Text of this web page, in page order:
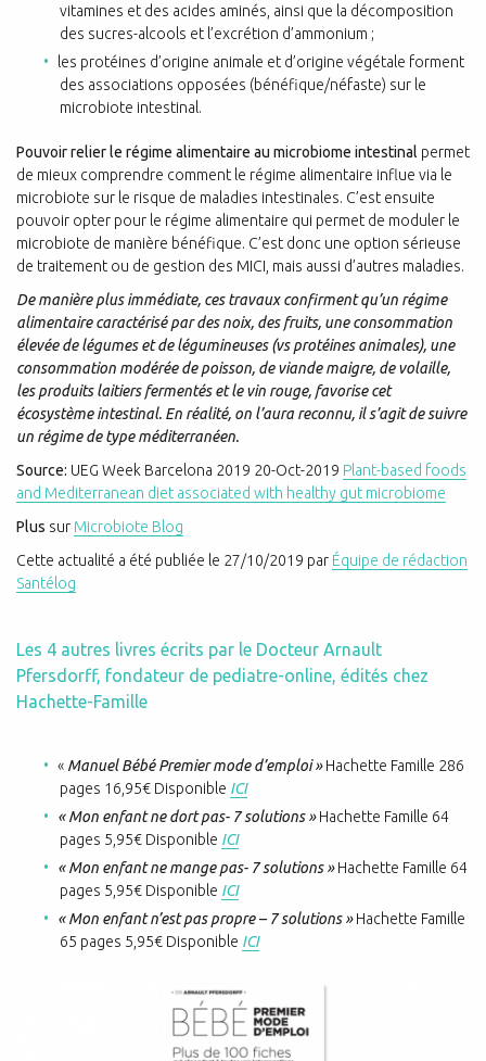
vitamines et des acides aminés, ainsi que la décomposition
des sucres-alcools et l’excrétion d’ammonium ;
les protéines d’origine animale et d’origine végétale forment
des associations opposées (bénéfique/néfaste) sur le
microbiote intestinal.
Pouvoir relier le régime alimentaire au microbiome intestinal permet
de mieux comprendre comment le régime alimentaire influe via le
microbiote sur le risque de maladies intestinales. C’est ensuite
pouvoir opter pour le régime alimentaire qui permet de moduler le
microbiote de manière bénéfique. C’est donc une option sérieuse
de traitement ou de gestion des MICI, mais aussi d’autres maladies.
De manière plus immédiate, ces travaux confirment qu’un régime
alimentaire caractérisé par des noix, des fruits, une consommation
élevée de légumes et de légumineuses (vs protéines animales), une
consommation modérée de poisson, de viande maigre, de volaille,
les produits laitiers fermentés et le vin rouge, favorise cet
écosystème intestinal. En réalité, on l’aura reconnu, il s’agit de suivre
un régime de type méditerranéen.
Source: UEG Week Barcelona 2019 20-Oct-2019 Plant-based foods
and Mediterranean diet associated with healthy gut microbiome
Plus sur Microbiote Blog
Cette actualité a été publiée le 27/10/2019 par Équipe de rédaction
Santélog
Les 4 autres livres écrits par le Docteur Arnault
Pfersdorff, fondateur de pediatre-online, édités chez
Hachette-Famille
« Manuel Bébé Premier mode d’emploi »Hachette Famille 286
pages 16,95€ Disponible ICI
« Mon enfant ne dort pas- 7 solutions »Hachette Famille 64
pages 5,95€ Disponible ICI
« Mon enfant ne mange pas- 7 solutions »Hachette Famille 64
pages 5,95€ Disponible ICI
« Mon enfant n’est pas propre – 7 solutions »Hachette Famille
65 pages 5,95€ Disponible ICI